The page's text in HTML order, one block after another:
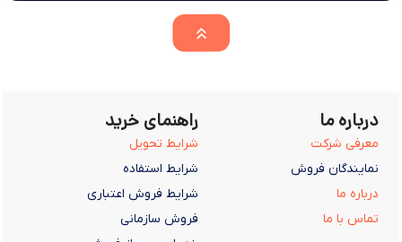
درباره ما
معرفی شرکت
نمایندگان فروش
درباره ما
تماس با ما
راهنمای خرید
شرایط تحویل
شرایط استفاده
شرایط فروش اعتباری
فروش سازمانی